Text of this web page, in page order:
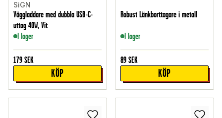
SiGN
Väggladdare med dubbla USB-C-
uttag 40W, Vit
I lager
179 SEK
KÖP
Robust Länkborttagare i metall
I lager
89 SEK
KÖP